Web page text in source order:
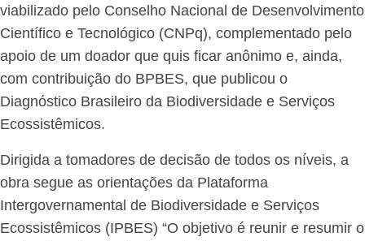
viabilizado pelo Conselho Nacional de Desenvolvimento
Científico e Tecnológico (CNPq), complementado pelo
apoio de um doador que quis ficar anônimo e, ainda,
com contribuição do BPBES, que publicou o
Diagnóstico Brasileiro da Biodiversidade e Serviços
Ecossistêmicos.
Dirigida a tomadores de decisão de todos os níveis, a
obra segue as orientações da Plataforma
Intergovernamental de Biodiversidade e Serviços
Ecossistêmicos (IPBES) “O objetivo é reunir e resumir o